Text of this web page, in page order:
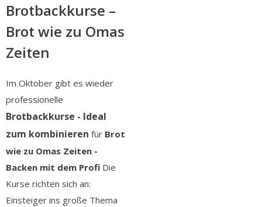
Brotbackkurse –
Brot wie zu Omas
Zeiten
Im Oktober gibt es wieder
professionelle
Brotbackkurse - Ideal
zum kombinieren für Brot
wie zu Omas Zeiten -
Backen mit dem Profi Die
Kurse richten sich an:
Einsteiger ins große Thema